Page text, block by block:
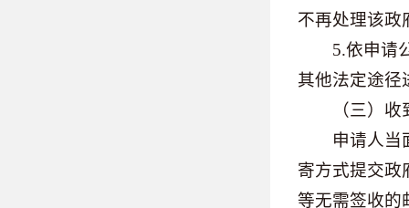
不再处理该政
5.依申请公
其他法定途径
（三）收
申请人当面
寄方式提交政
等无需签收的